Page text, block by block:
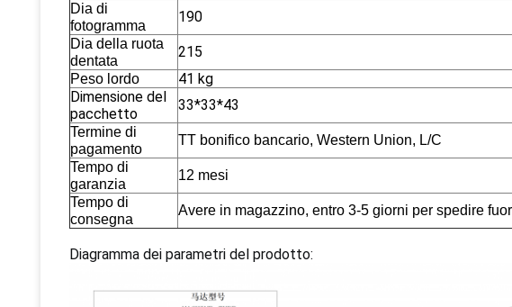
Dia di
fotogramma
190
Dia della ruota
dentata
215
Peso lordo
41 kg
Dimensione del
pacchetto
33*33*43
Termine di
pagamento
TT bonifico bancario, Western Union, L/C
Tempo di
garanzia
12 mesi
Tempo di
consegna
Avere in magazzino, entro 3-5 giorni per spedire
Diagramma dei parametri del prodotto: